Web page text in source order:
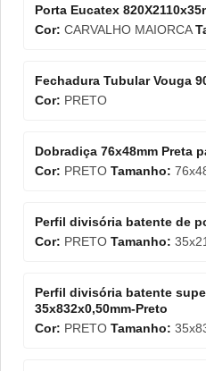
Porta Eucatex
Cor: CARVALHO MAIORCA
Fechadura Tubular Vouga
Cor: PRETO
Dobradiça 76x48mm Preta
Cor: PRETOTamanho:
Perfil divisória batente de
Cor: PRETOTamanho:
Perfil divisória batente
35x832x0,50mm-Preto
Cor: PRETOTamanho: